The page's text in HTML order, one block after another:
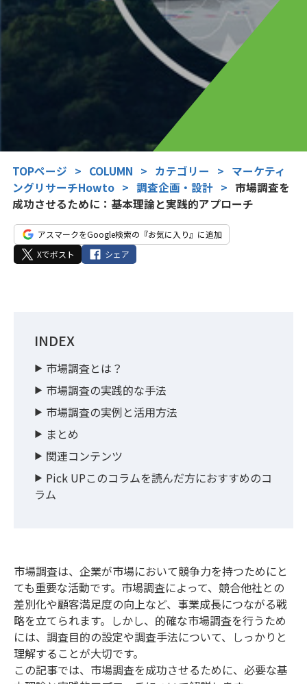
TOPページ > COLUMN > カテゴリー > マーケティ
ングリサーチHowto > 調査企画・設計 > 市場調査を
成功させるために：基本理論と実践的アプローチ
アスマークをGoogle検索の『お気に入り』に追加
Xでポスト
シェア
INDEX
市場調査とは？
市場調査の実践的な手法
市場調査の実例と活用方法
まとめ
関連コンテンツ
Pick UPこのコラムを読んだ方におすすめのコ
ラム
市場調査は、企業が市場において競争力を持つためにと
ても重要な活動です。市場調査によって、競合他社との
差別化や顧客満足度の向上など、事業成長につながる戦
略を立てられます。しかし、的確な市場調査を行うため
には、調査目的の設定や調査手法について、しっかりと
理解することが大切です。
この記事では、市場調査を成功させるために、必要な基